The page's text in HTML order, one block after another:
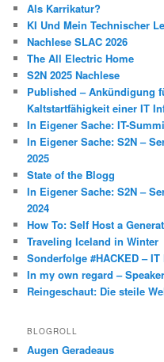
Als Karrikatur?
KI Und Mein Technischer
Nachlese SLAC 2026
The All Electric Home
S2N 2025 Nachlese
Published – Ankündigung
Kaltstartfähigkeit einer IT
In Eigener Sache: IT-
In Eigener Sache: S2N –
2025
State of the Blogg
In Eigener Sache: S2N –
2024
How To: Self Host a
Traveling Iceland in Winter
Sonderfolge #HACKED – IT
In my own regard –
Reingeschaut: Die steile
BLOGROLL
Augen Geradeaus